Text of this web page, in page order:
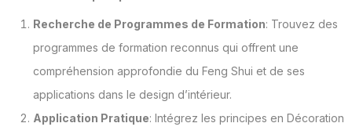
Recherche de Programmes de Formation: Trouvez des
programmes de formation reconnus qui offrent une
compréhension approfondie du Feng Shui et de ses
applications dans le design d’intérieur.
Application Pratique: Intégrez les principes en Décoration